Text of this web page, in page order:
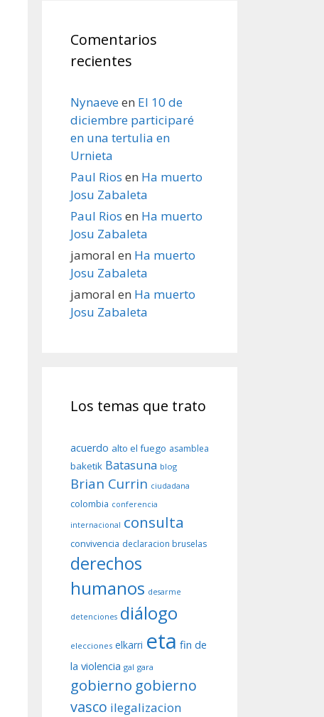
Comentarios
recientes
Nynaeveen El 10 de
diciembre participaré
en una tertulia en
Urnieta
Paul Rios en Ha muerto
Josu Zabaleta
Paul Rios en Ha muerto
Josu Zabaleta
jamoral en Ha muerto
Josu Zabaleta
jamoral en Ha muerto
Josu Zabaleta
Los temas que trato
acuerdo alto el fuego asamblea
baketik Batasuna blog
Brian Currin ciudadana
colombia conferencia
internacional consulta
convivencia declaracion bruselas
derechos
humanos desarme
detenciones diálogo
elecciones elkarri eta fin de
la violencia gal gara
gobierno gobierno
vasco ilegalizacion